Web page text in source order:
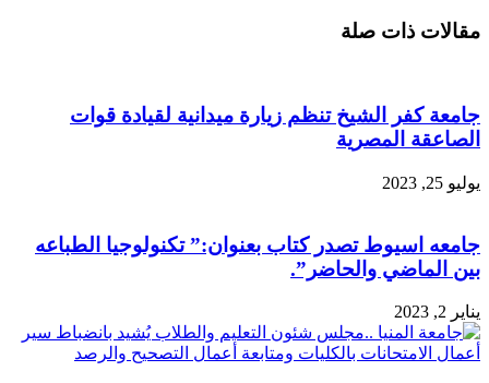
البريد
مقالات ذات صلة
جامعة كفر الشيخ تنظم زيارة ميدانية لقيادة قوات
الصاعقة المصرية
يوليو 25, 2023
جامعه اسيوط تصدر كتاب بعنوان:” تكنولوجيا الطباعه
بين الماضي والحاضر”.
يناير 2, 2023